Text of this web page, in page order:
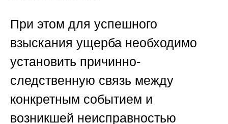
При этом для успешного
взыскания ущерба необходимо
установить причинно-
следственную связь между
конкретным событием и
возникшей неисправностью